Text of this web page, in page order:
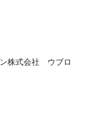
ン株式会社 ウブロ